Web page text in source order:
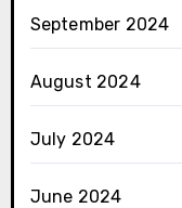
September 2024
August 2024
July 2024
June 2024